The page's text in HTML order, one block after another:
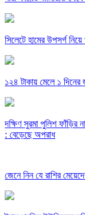
সিলেটে হামের উপসর্গ
১২৪ টাকায় মেলে ১
দক্ষিণ সুরমা পুলিশ ফাঁড়ির
: বেড়েছে অপরাধ
জেনে নিন যে রাশির